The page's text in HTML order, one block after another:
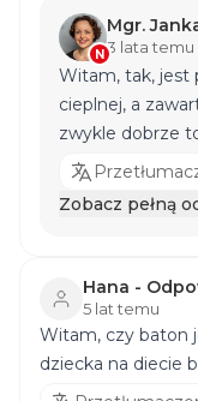
N
Mgr.
3 lata temu
Witam, tak, jest
cieplnej, a
zwykle dobrze
umiarkowaną
Janka Jančíková
Zobacz pełną
Hana -
5 lat temu
Witam, czy baton
dziecka na diecie